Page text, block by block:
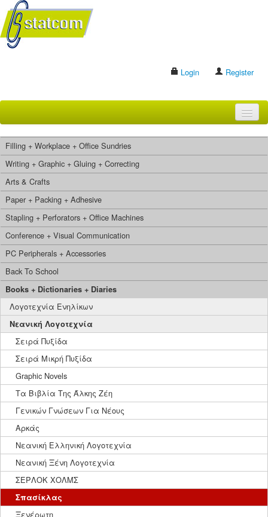
Login Register
BRANDS
CONTACT US
Search
Filling + Workplace + Office Sundries
Writing + Graphic + Gluing + Correcting
Arts & Crafts
Paper + Packing + Adhesive
Stapling + Perforators + Office Machines
Conference + Visual Communication
PC Peripherals + Accessories
Back To School
Books + Dictionaries + Diaries
Λογοτεχνία Ενηλίκων
Νεανική Λογοτεχνία
Σειρά Πυξίδα
Σειρά Μικρή Πυξίδα
Graphic Novels
Τα Βιβλία Της Άλκης Ζέη
Γενικών Γνώσεων Για Νέους
Αρκάς
Νεανική Ελληνική Λογοτεχνία
Νεανική Ξένη Λογοτεχνία
ΣΕΡΛΟΚ ΧΟΛΜΣ
Σπασίκλας
Ξενέρωτη